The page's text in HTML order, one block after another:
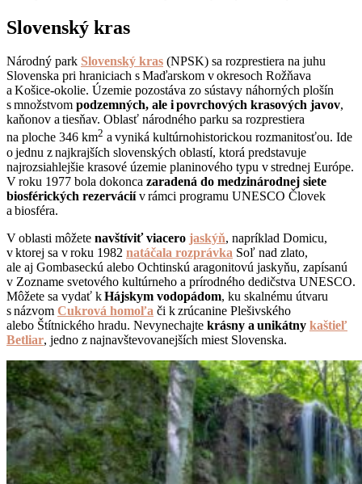
Slovenský kras
Národný park Slovenský kras (NPSK) sa rozprestiera na juhu
Slovenska pri hraniciach s Maďarskom v okresoch Rožňava
a Košice-okolie. Územie pozostáva zo sústavy náhorných plošín
s množstvom podzemných, ale i povrchových krasových javov,
kaňonov a tiesňav. Oblasť národného parku sa rozprestiera
na ploche 346 km2 a vyniká kultúrnohistorickou rozmanitosťou. Ide
o jednu z najkrajších slovenských oblastí, ktorá predstavuje
najrozsiahlejšie krasové územie planinového typu v strednej Európe.
V roku 1977 bola dokonca zaradená do medzinárodnej siete
biosférických rezerváciív rámci programu UNESCO Človek
a biosféra.
V oblasti môžete navštíviť viacero jaskýň, napríklad Domicu,
v ktorej sa v roku 1982 natáčala rozprávka Soľ nad zlato,
ale aj Gombaseckú alebo Ochtinskú aragonitovú jaskyňu, zapísanú
v Zozname svetového kultúrneho a prírodného dedičstva UNESCO.
Môžete sa vydať kHájskym vodopádom, ku skalnému útvaru
s názvom Cukrová homoľa či k zrúcanine Plešivského
alebo Štítnického hradu. Nevynechajte krásny a unikátny kaštieľ
Betliar, jedno z najnavštevovanejších miest Slovenska.